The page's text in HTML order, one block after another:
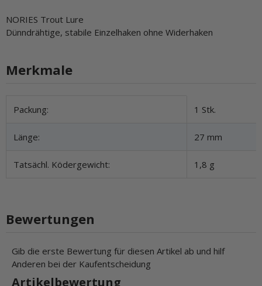
NORIES Trout Lure
Dünndrähtige, stabile Einzelhaken ohne Widerhaken
Merkmale
Produkteigenschaft
Wert
Packung: 1 Stk.
Länge: 27 mm
Tatsächl. Ködergewicht: 1,8 g
Bewertungen
Gib die erste Bewertung für diesen Artikel ab und hilf
Anderen bei der Kaufentscheidung
Artikelbewertung